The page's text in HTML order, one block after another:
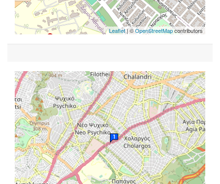
Leaflet| ©OpenStreetMapcontributors